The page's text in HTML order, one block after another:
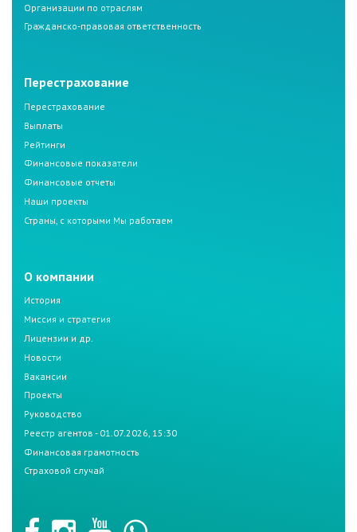
Организации по отраслям
Гражданско-правовая ответственность
Перестрахование
Перестрахование
Выплаты
Рейтинги
Финансовые показатели
Финансовые отчеты
Наши проекты
Страны, с которыми Мы работаем
О компании
История
Миссия и стратегия
Лицензии и др.
Новости
Вакансии
Проекты
Руководство
Реестр агентов - 01.07.2026, 15:30
Финансовая грамотность
Страховой случай